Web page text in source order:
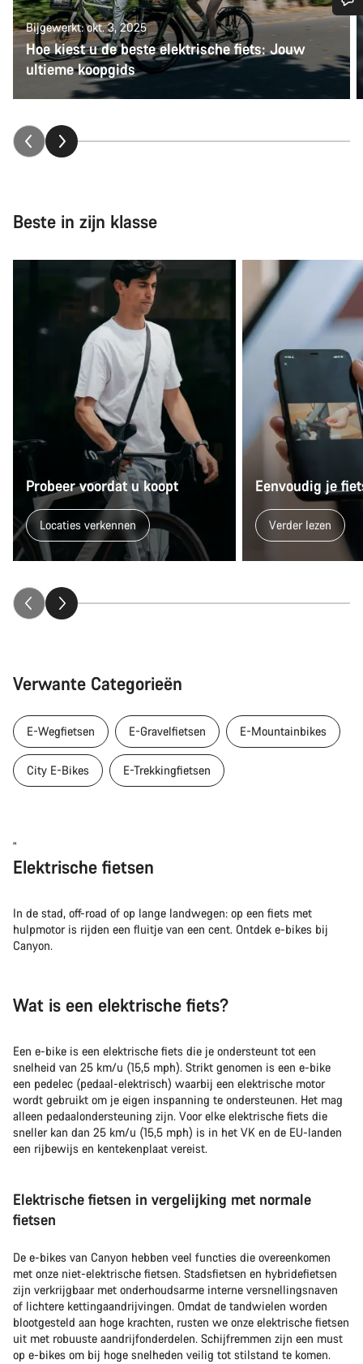
Bijgewerkt: okt. 3, 2025
Hoe kiest u de beste elektrische fiets: Jouw
ultieme koopgids
Beste in zijn klasse
Probeer voordat u koopt
Locaties verkennen
Eenvoudig je
Verder lezen
Verwante Categorieën
E-Wegfietsen E-Gravelfietsen E-Mountainbikes
City E-Bikes E-Trekkingfietsen
"
Elektrische fietsen
In de stad, off-road of op lange landwegen: op een fiets met
hulpmotor is rijden een fluitje van een cent. Ontdek e-bikes bij
Canyon.
Wat is een elektrische fiets?
Een e-bike is een elektrische fiets die je ondersteunt tot een
snelheid van 25 km/u (15,5 mph). Strikt genomen is een e-bike
een pedelec (pedaal-elektrisch) waarbij een elektrische motor
wordt gebruikt om je eigen inspanning te ondersteunen. Het mag
alleen pedaalondersteuning zijn. Voor elke elektrische fiets die
sneller kan dan 25 km/u (15,5 mph) is in het VK en de EU-landen
een rijbewijs en kentekenplaat vereist.
Elektrische fietsen in vergelijking met normale
fietsen
De e-bikes van Canyon hebben veel functies die overeenkomen
met onze niet-elektrische fietsen. Stadsfietsen en hybridefietsen
zijn verkrijgbaar met onderhoudsarme interne versnellingsnaven
of lichtere kettingaandrijvingen. Omdat de tandwielen worden
blootgesteld aan hoge krachten, rusten we onze elektrische fietsen
uit met robuuste aandrijfonderdelen. Schijfremmen zijn een must
op e-bikes om bij hoge snelheden veilig tot stilstand te komen.
Heb je hulp nodig?
Onze deskundige medewerkers helpen je graag bij al je
vragen.
Start Chat